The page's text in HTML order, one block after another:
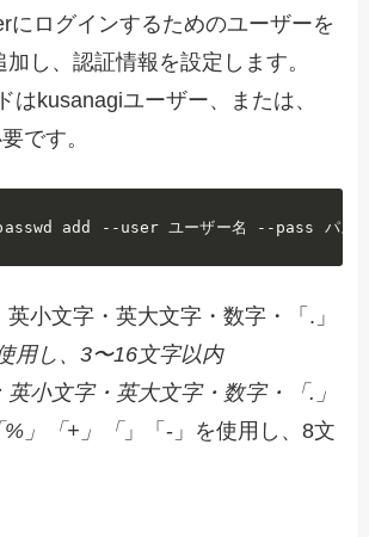
にログインするためのユーザーを
し、認証情報を設定します。
はkusanagiユーザー、または、
です。
add --user ユーザー名 --pass パスワ
英小文字・英大文字・数字・「.」
用し、3〜16文字以内
英小文字・英大文字・数字・「.」
%」「+」「 」「-」を使用し、8文